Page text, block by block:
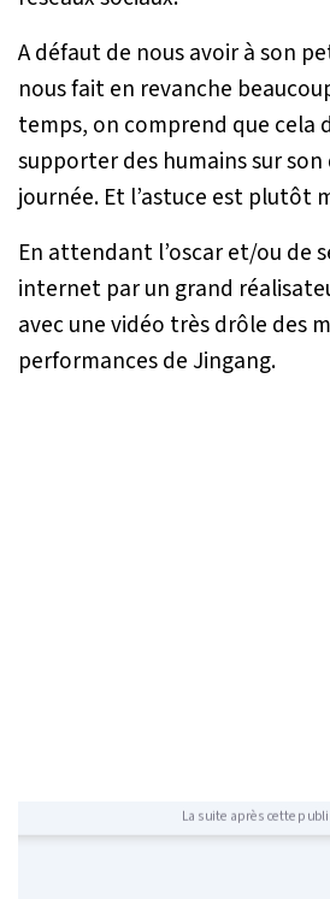
A défaut de nous avoir à son
nous fait en revanche
temps, on comprend que cela
supporter des humains sur
journée. Et l’astuce est plutôt
En attendant l’oscar et/ou de
internet par un grand
avec une vidéo très drôle des
performances de Jingang.
La suite après cette